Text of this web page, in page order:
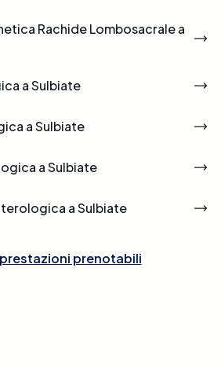
Rachide Lombosacrale a
a Sulbiate
a Sulbiate
a Sulbiate
a Sulbiate
prenotabili